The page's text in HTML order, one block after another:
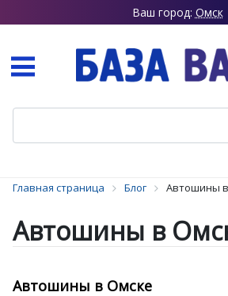
Ваш город: Омск
Главная страница Блог Автошины
Автошины в
Автошины в Омске